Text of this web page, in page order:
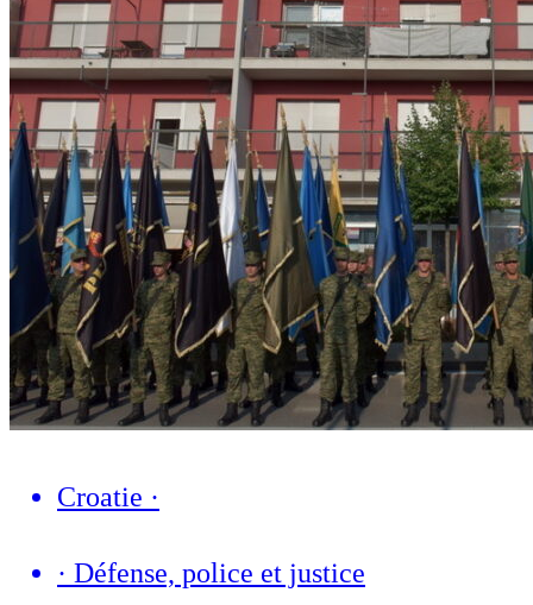
Croatie ·
· Défense, police et justice